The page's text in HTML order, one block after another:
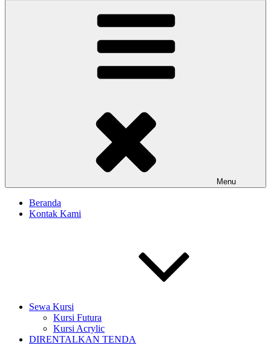
Menu
Beranda
Kontak Kami
Sewa Kursi
Kursi Futura
Kursi Acrylic
DIRENTALKAN TENDA